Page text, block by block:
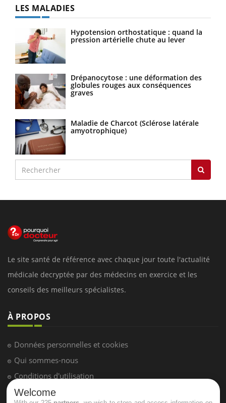
LES MALADIES
Hypotension orthostatique : quand la
pression artérielle chute au lever
Drépanocytose : une déformation des
globules rouges aux conséquences
graves
Maladie de Charcot (Sclérose latérale
amyotrophique)
Le site santé de référence avec chaque jour toute l'actualité
médicale decryptée par des médecins en exercice et les
conseils des meilleurs spécialistes.
À PROPOS
Données personnelles et cookies
Qui sommes-nous
Conditions d'utilisation
Plan du site
Welcome